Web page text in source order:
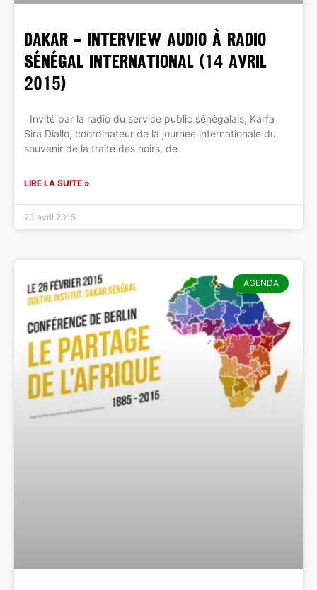
DAKAR – INTERVIEW AUDIO à Radio
Sénégal International (14 avril
2015)
Invité par la radio du service public sénégalais, Karfa
Sira Diallo, coordinateur de la journée internationale du
souvenir de la traite des noirs, de
LIRE LA SUITE »
23 avril 2015
AGENDA